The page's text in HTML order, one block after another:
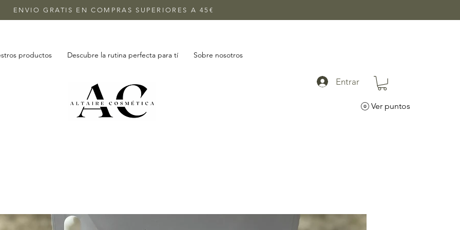
ENVIO GRATIS EN COMPRAS SUPERIORES A 45€
Entrar
productos Descubre la rutina perfecta para tí Sobre nosotros
Ver puntos